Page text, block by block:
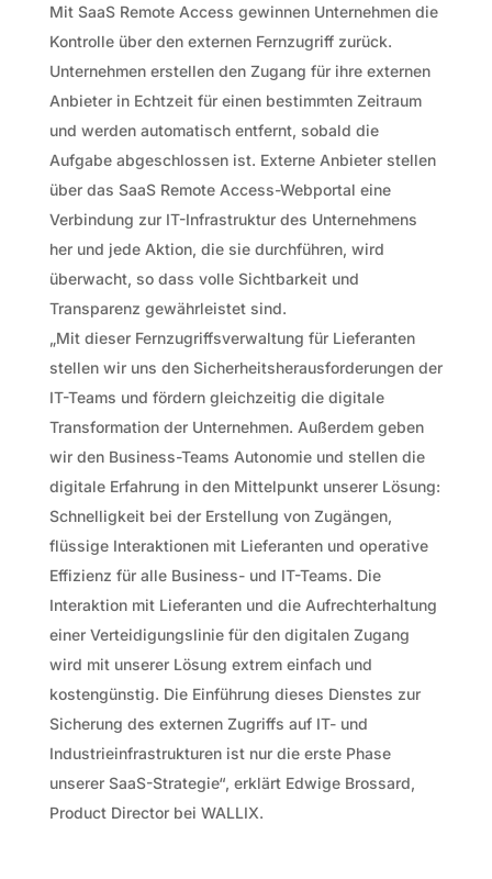
Mit SaaS Remote Access gewinnen Unternehmen die
Kontrolle über den externen Fernzugriff zurück.
Unternehmen erstellen den Zugang für ihre externen
Anbieter in Echtzeit für einen bestimmten Zeitraum
und werden automatisch entfernt, sobald die
Aufgabe abgeschlossen ist. Externe Anbieter stellen
über das SaaS Remote Access-Webportal eine
Verbindung zur IT-Infrastruktur des Unternehmens
her und jede Aktion, die sie durchführen, wird
überwacht, so dass volle Sichtbarkeit und
Transparenz gewährleistet sind.
„Mit dieser Fernzugriffsverwaltung für Lieferanten
stellen wir uns den Sicherheitsherausforderungen der
IT-Teams und fördern gleichzeitig die digitale
Transformation der Unternehmen. Außerdem geben
wir den Business-Teams Autonomie und stellen die
digitale Erfahrung in den Mittelpunkt unserer Lösung:
Schnelligkeit bei der Erstellung von Zugängen,
flüssige Interaktionen mit Lieferanten und operative
Effizienz für alle Business- und IT-Teams. Die
Interaktion mit Lieferanten und die Aufrechterhaltung
einer Verteidigungslinie für den digitalen Zugang
wird mit unserer Lösung extrem einfach und
kostengünstig. Die Einführung dieses Dienstes zur
Sicherung des externen Zugriffs auf IT- und
Industrieinfrastrukturen ist nur die erste Phase
unserer SaaS-Strategie“, erklärt Edwige Brossard,
Product Director bei WALLIX.